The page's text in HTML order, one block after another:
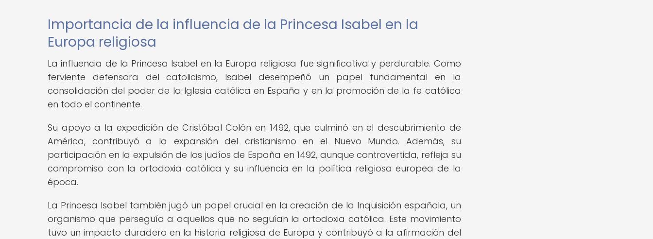
Importancia de la influencia de la Princesa Isabel en la
Europa religiosa
La influencia de la Princesa Isabel en la Europa religiosa fue significativa y perdurable. Como
ferviente defensora del catolicismo, Isabel desempeñó un papel fundamental en la
consolidación del poder de la Iglesia católica en España y en la promoción de la fe católica
en todo el continente.
Su apoyo a la expedición de Cristóbal Colón en 1492, que culminó en el descubrimiento de
América, contribuyó a la expansión del cristianismo en el Nuevo Mundo. Además, su
participación en la expulsión de los judíos de España en 1492, aunque controvertida, refleja su
compromiso con la ortodoxia católica y su influencia en la política religiosa europea de la
época.
La Princesa Isabel también jugó un papel crucial en la creación de la Inquisición española, un
organismo que perseguía a aquellos que no seguían la ortodoxia católica. Este movimiento
tuvo un impacto duradero en la historia religiosa de Europa y contribuyó a la afirmación del